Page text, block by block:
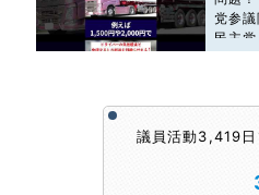
党参
民主
議員活動3,419日